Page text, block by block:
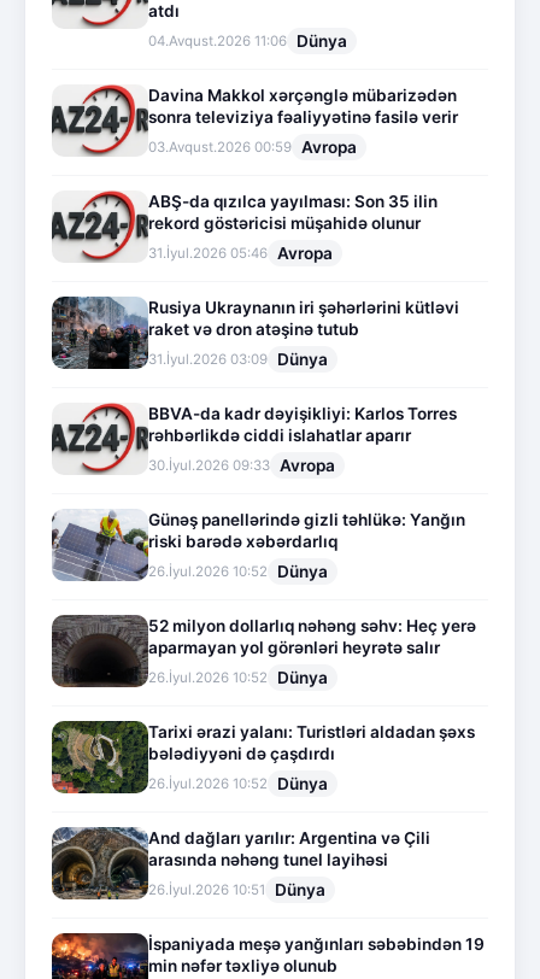
atdı
04.Avqust.2026 11:06 Dünya
Davina Makkol xərçənglə mübarizədən
sonra televiziya fəaliyyətinə fasilə verir
03.Avqust.2026 00:59 Avropa
ABŞ-da qızılca yayılması: Son 35 ilin
rekord göstəricisi müşahidə olunur
31.İyul.2026 05:46 Avropa
Rusiya Ukraynanın iri şəhərlərini kütləvi
raket və dron atəşinə tutub
31.İyul.2026 03:09 Dünya
BBVA-da kadr dəyişikliyi: Karlos Torres
rəhbərlikdə ciddi islahatlar aparır
30.İyul.2026 09:33 Avropa
Günəş panellərində gizli təhlükə: Yanğın
riski barədə xəbərdarlıq
26.İyul.2026 10:52 Dünya
52 milyon dollarlıq nəhəng səhv: Heç yerə
aparmayan yol görənləri heyrətə salır
26.İyul.2026 10:52 Dünya
Tarixi ərazi yalanı: Turistləri aldadan şəxs
bələdiyyəni də çaşdırdı
26.İyul.2026 10:52 Dünya
And dağları yarılır: Argentina və Çili
arasında nəhəng tunel layihəsi
26.İyul.2026 10:51 Dünya
İspaniyada meşə yanğınları səbəbindən 19
min nəfər təxliyə olunub